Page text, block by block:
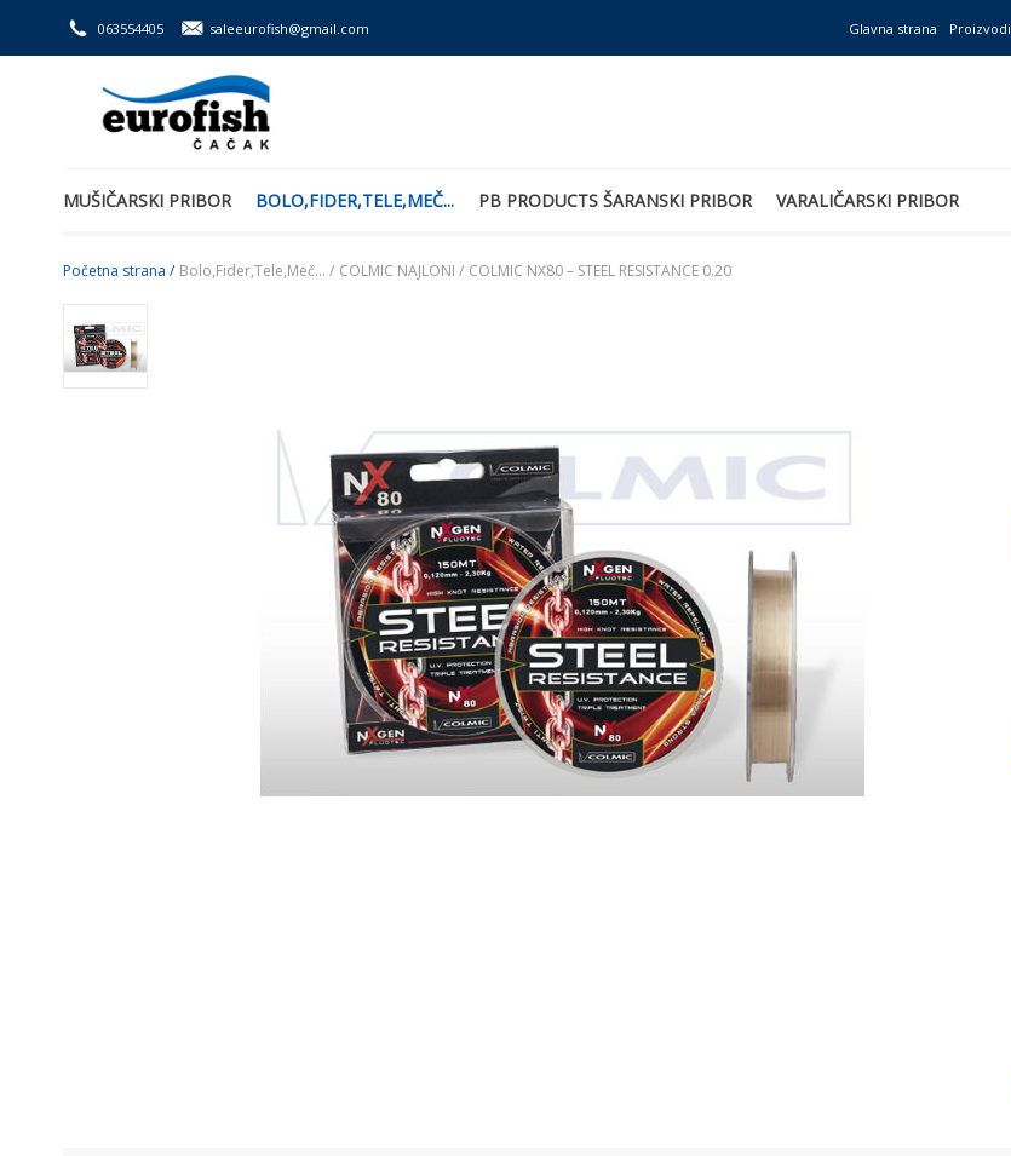
063554405 saleeurofish@gmail.com Glavna strana Proizvodi
MUŠIČARSKI PRIBOR BOLO,FIDER,TELE,MEČ... PB PRODUCTS ŠARANSKI PRIBOR VARALIČARSKI PRIBOR
Početna strana / Bolo,Fider,Tele,Meč... / COLMIC NAJLONI / COLMIC NX80 – STEEL RESISTANCE 0.20